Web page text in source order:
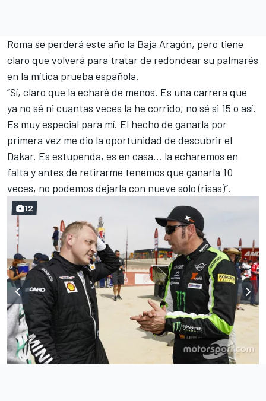
Roma se perderá este año la Baja Aragón, pero tiene
claro que volverá para tratar de redondear su palmarés
en la mítica prueba española.
“Sí, claro que la echaré de menos. Es una carrera que
ya no sé ni cuantas veces la he corrido, no sé si 15 o así.
Es muy especial para mí. El hecho de ganarla por
primera vez me dio la oportunidad de descubrir el
Dakar. Es estupenda, es en casa… la echaremos en
falta y antes de retirarme tenemos que ganarla 10
veces, no podemos dejarla con nueve solo (risas)”.
12